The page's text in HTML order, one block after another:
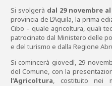
Si svolgerà dal 29 novembre
provincia de L’Aquila, la prima
Cibo – quale agricoltura, quali
patrocinato dal Ministero delle
e del turismo e dalla Regione
Si comincerà giovedì, 29
del Comune, con la
l’Agricoltura, costituito nei